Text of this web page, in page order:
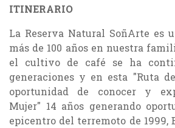
ITINERARIO
La Reserva Natural SoñArte es
más de 100 años en nuestra
el cultivo de café se ha
generaciones y en esta "Ruta
oportunidad de conocer y
Mujer" 14 años generando
epicentro del terremoto de 1999,